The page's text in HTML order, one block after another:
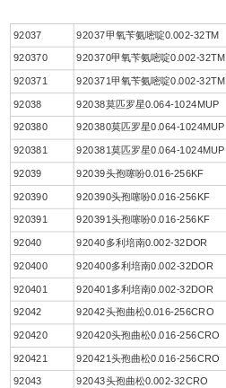
92037 92037甲氧苄氨嘧啶0.002-32TM
920370 920370甲氧苄氨嘧啶0.002-32TM
920371 920371甲氧苄氨嘧啶0.002-32TM
92038 92038莫匹罗星0.064-1024MUP
920380 920380莫匹罗星0.064-1024MUP
920381 920381莫匹罗星0.064-1024MUP
92039 92039头孢噻吩0.016-256KF
920390
920390头孢噻吩0.016-256KF
920391 920391头孢噻吩0.016-256KF
92040 92040多利培南0.002-32DOR
920400 920400多利培南0.002-32DOR
920401 920401多利培南0.002-32DOR
92042
92042头孢曲松0.016-256CRO
920420 920420头孢曲松0.016-256CRO
920421 920421头孢曲松0.016-256CRO
92043 92043头孢曲松0.002-32CRO